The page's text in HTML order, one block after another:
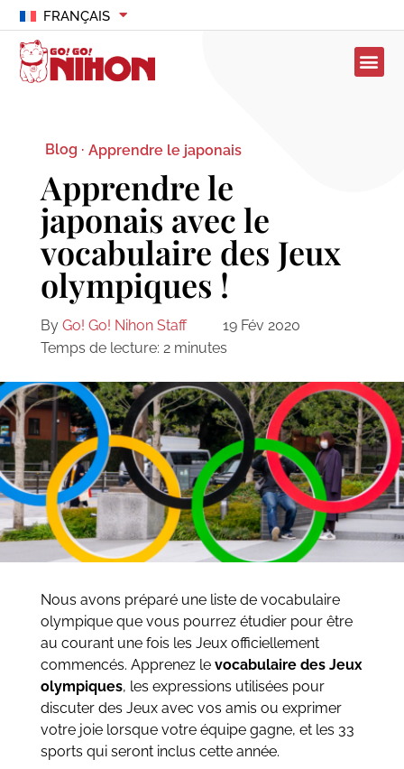
FRANÇAIS
Blog · Apprendre le japonais
Apprendre le
japonais avec le
vocabulaire des Jeux
olympiques !
By Go! Go! Nihon Staff
19 Fév 2020
Temps de lecture: 2 minutes
Nous avons préparé une liste de vocabulaire
olympique que vous pourrez étudier pour être
au courant une fois les Jeux officiellement
commencés. Apprenez le vocabulaire des Jeux
olympiques, les expressions utilisées pour
discuter des Jeux avec vos amis ou exprimer
votre joie lorsque votre équipe gagne, et les 33
sports qui seront inclus cette année.